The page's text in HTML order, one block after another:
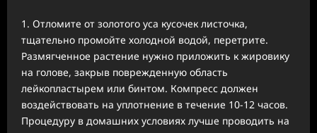
Отломите от золотого уса кусочек листочка,
тщательно промойте холодной водой, перетрите.
Размягченное растение нужно приложить к жировику
на голове, закрыв поврежденную область
лейкопластырем или бинтом. Компресс должен
воздействовать на уплотнение в течение 10-12 часов.
Процедуру в домашних условиях лучше проводить на